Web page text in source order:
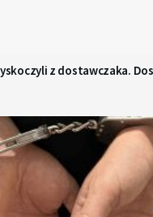
z dostawczaka.